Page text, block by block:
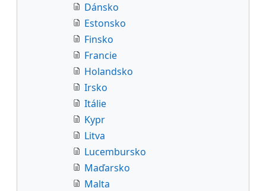
Dánsko
Estonsko
Finsko
Francie
Holandsko
Irsko
Itálie
Kypr
Litva
Lucembursko
Maďarsko
Malta